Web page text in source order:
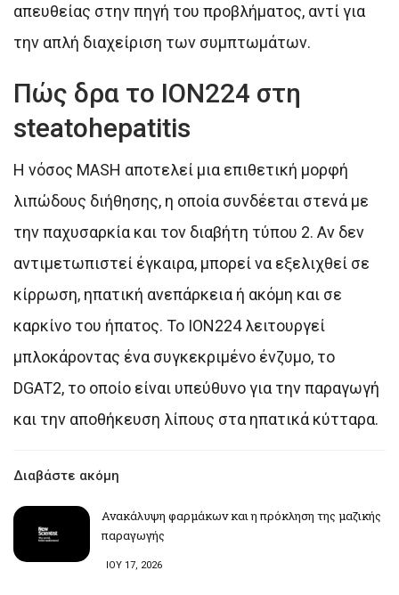
απευθείας στην πηγή του προβλήματος, αντί για
την απλή διαχείριση των συμπτωμάτων.
Πώς δρα το ION224 στη
steatohepatitis
Η νόσος MASH αποτελεί μια επιθετική μορφή
λιπώδους διήθησης, η οποία συνδέεται στενά με
την παχυσαρκία και τον διαβήτη τύπου 2. Αν δεν
αντιμετωπιστεί έγκαιρα, μπορεί να εξελιχθεί σε
κίρρωση, ηπατική ανεπάρκεια ή ακόμη και σε
καρκίνο του ήπατος. Το ION224 λειτουργεί
μπλοκάροντας ένα συγκεκριμένο ένζυμο, το
DGAT2, το οποίο είναι υπεύθυνο για την παραγωγή
και την αποθήκευση λίπους στα ηπατικά κύτταρα.
Διαβάστε ακόμη
Ανακάλυψη φαρμάκων και η πρόκληση της μαζικής
παραγωγής
ΙΟΥ 17, 2026